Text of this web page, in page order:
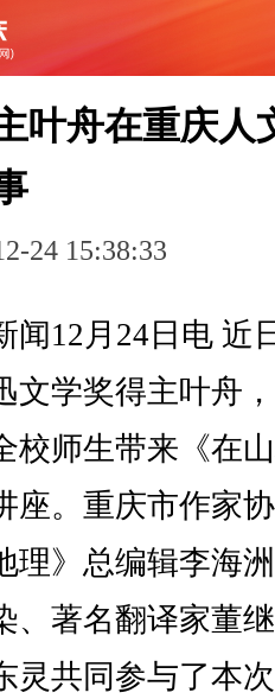
叶舟在重庆人
24 15:38:33
12月24日电 近
文学奖得主叶舟
校师生带来《在
座。重庆市作家
理》总编辑李海
、著名翻译家董
灵共同参与了本